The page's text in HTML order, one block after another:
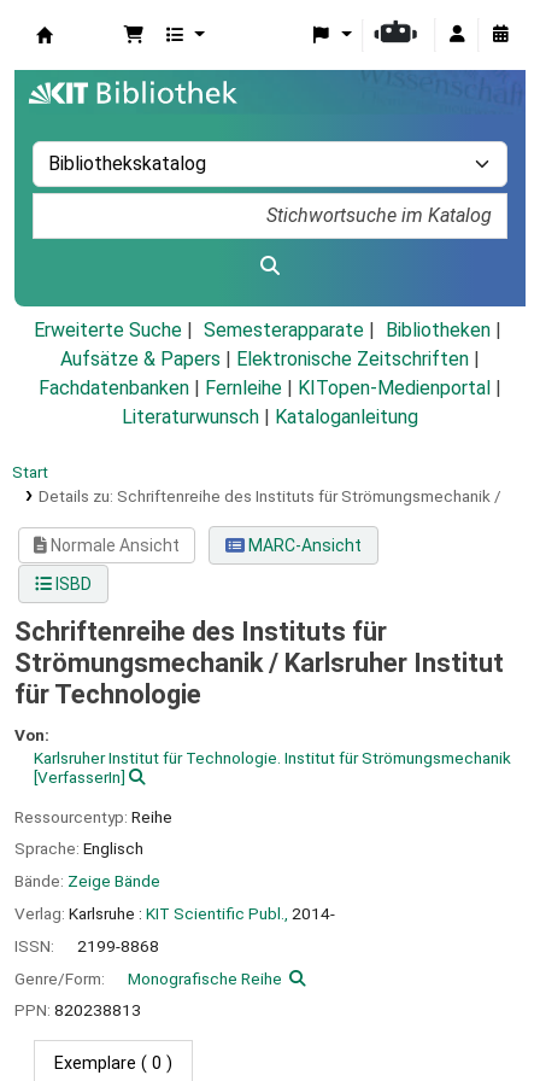
Erweiterte Suche Semesterapparate
Bibliotheken
Aufsätze & Papers
Elektronische Zeitschriften
Fachdatenbanken
Fernleihe KITopen-Medienportal
Literaturwunsch
Kataloganleitung
Start
Details zu: Schriftenreihe des Instituts für Strömungsmechanik /
Normale Ansicht
MARC-Ansicht
ISBD
Schriftenreihe des Instituts für
Strömungsmechanik / Karlsruher Institut
für Technologie
Von:
Karlsruher Institut für Technologie. Institut für Strömungsmechanik
[VerfasserIn]
Ressourcentyp: Reihe
Sprache: Englisch
Bände: Zeige Bände
Verlag: Karlsruhe : KIT Scientific Publ.,
2014-
ISSN:
2199-8868
Genre/Form:
Monografische Reihe
PPN: 820238813
Exemplare ( 0 )